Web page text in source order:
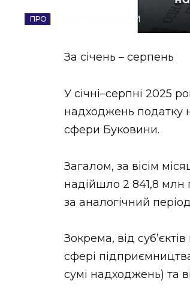
ВІДЕООСТАННІ НОВИНИ
За січень – серпень
У січні–серпні 2025
надходжень податку
сфери Буковини.
Загалом, за вісім
надійшло 2 841,8
за аналогічний
Зокрема, від
сфері
сумі надходжень) та